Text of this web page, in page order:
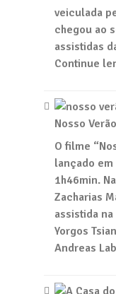
veiculada
chegou ao
assistidas
Continue
Nosso
O filme
lançado
1h46min.
Zacharias
assistida
Yorgos
Andreas